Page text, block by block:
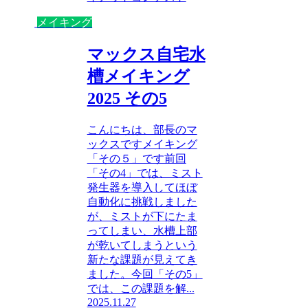
メイキング
マックス自宅水
槽メイキング
2025 その5
こんにちは、部長のマ
ックスですメイキング
「その５」です前回
「その4」では、ミスト
発生器を導入してほぼ
自動化に挑戦しました
が、ミストが下にたま
ってしまい、水槽上部
が乾いてしまうという
新たな課題が見えてき
ました。今回「その5」
では、この課題を解...
2025.11.27